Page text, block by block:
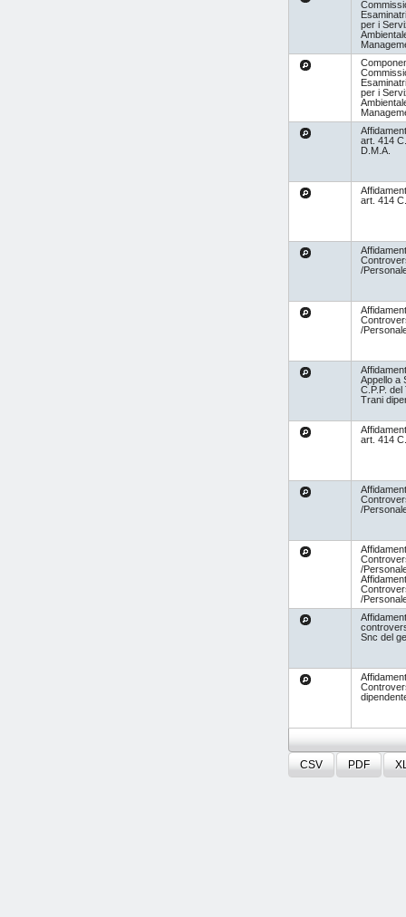
per i
per i
art. 414
D.M.A.
art. 414
/
/
Appello a
C.P.P. del
Trani
art. 414
/
/
/
Snc del
CSV PDF